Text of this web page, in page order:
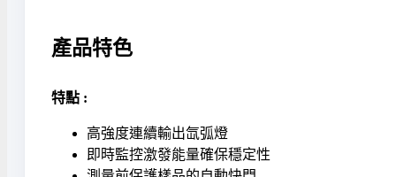
產品特色
特點 :
高強度連續輸出氙弧燈
即時監控激發能量確保穩定性